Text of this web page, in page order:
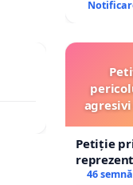
Petiție
stăpân
46